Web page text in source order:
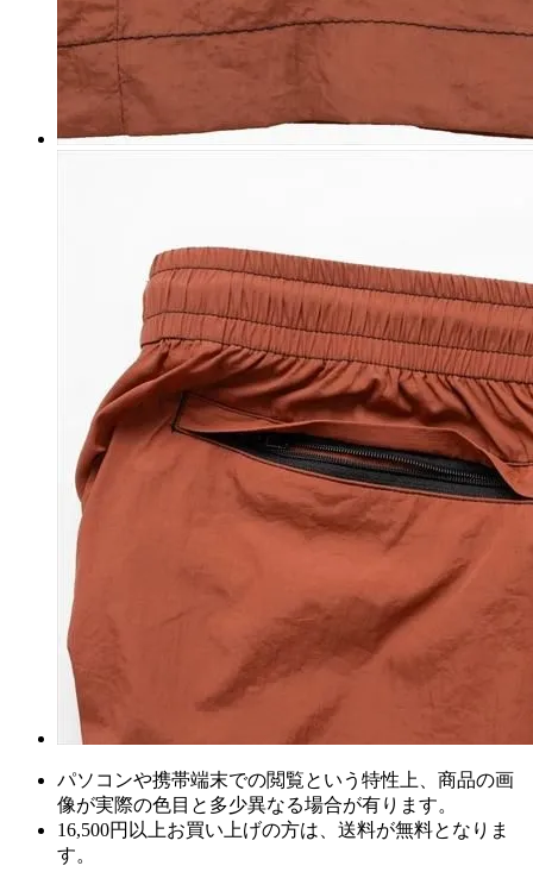
パソコンや携帯端末での閲覧という特性上、商品の画
像が実際の色目と多少異なる場合が有ります。
16,500円以上お買い上げの方は、 送料が無料となりま
す。